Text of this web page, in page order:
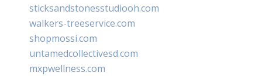
sticksandstonesstudiooh.com
walkers-treeservice.com
shopmossi.com
untamedcollectivesd.com
mxpwellness.com